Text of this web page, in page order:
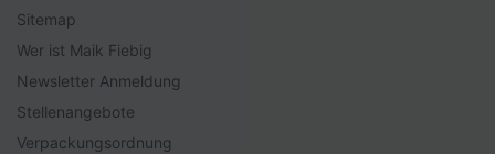
Sitemap
Wer ist Maik Fiebig
Newsletter Anmeldung
Stellenangebote
Verpackungsordnung